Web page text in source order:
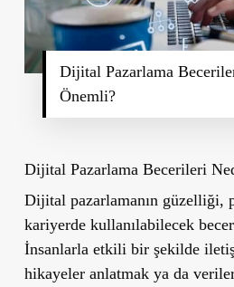
Dijital Pazarlama
Önemli?
Dijital Pazarlama Becerileri
Dijital pazarlamanın güzelliği,
kariyerde kullanılabilecek
İnsanlarla etkili bir şekilde
hikayeler anlatmak ya da